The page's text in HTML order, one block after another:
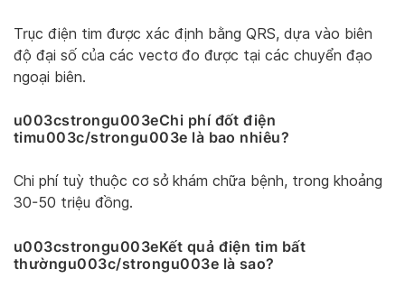
Trục điện tim được xác định bằng QRS, dựa vào biên
độ đại số của các vectơ đo được tại các chuyển đạo
ngoại biên.
u003cstrongu003eChi phí đốt điện
timu003c/strongu003e là bao nhiêu?
Chi phí tuỳ thuộc cơ sở khám chữa bệnh, trong khoảng
30-50 triệu đồng.
u003cstrongu003eKết quả điện tim bất
thườngu003c/strongu003e là sao?